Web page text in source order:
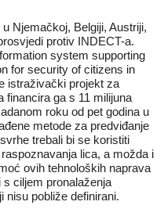
Njemačkoj, Belgiji, Austriji,
protiv INDECT-a.
system supporting
for security of citizens in
istraživački projekt za
financira ga s 11 milijuna
roku od pet godina u
metode za predviđanje
trebali bi se koristiti
lica, a možda i
ovih tehnoloških naprava
s ciljem pronalaženja
nisu pobliže definirani.